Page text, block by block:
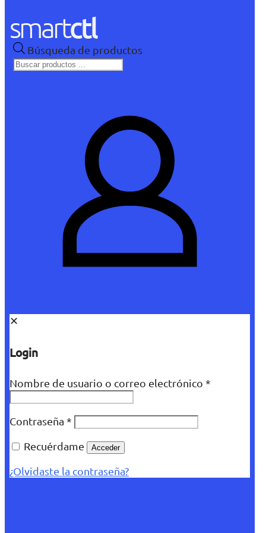
Búsqueda de productos
✕
Login
Nombre de usuario o correo electrónico *
Contraseña *
Recuérdame
Acceder
¿Olvidaste la contraseña?